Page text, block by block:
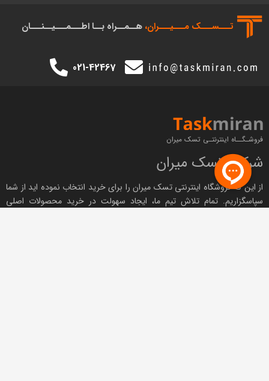
تـــســـک‌ مـــیـــران، هــمــراه بــا اطـــمـــیــنـــان
021-42467
فروشـگــاه اینترنتـی تسک میران
شرکت تسک میران
از این که فروشگاه اینترنتیتسک میران را برای خرید انتخاب نموده اید از شما
سپاسگزاریم. تمام تلاش تیم ما، ایجاد سهولت در خرید محصولات اصلی